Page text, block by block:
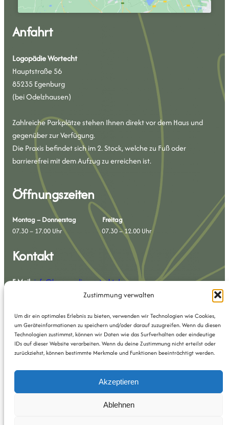
Zustimmung verwalten
Um dir ein optimales Erlebnis zu bieten, verwenden wir Technologien wie Cookies,
um Geräteinformationen zu speichern und/oder darauf zuzugreifen. Wenn du diesen
Technologien zustimmst, können wir Daten wie das Surfverhalten oder eindeutige
IDs auf dieser Website verarbeiten. Wenn du deine Zustimmung nicht erteilst oder
zurückziehst, können bestimmte Merkmale und Funktionen beeinträchtigt werden.
Akzeptieren
Ablehnen
Anfahrt
Logopädie Wortecht
Hauptstraße 56
85235 Egenburg
(bei Odelzhausen)
Zahlreiche Parkplätze stehen Ihnen direkt vor dem Haus und
gegenüber zur Verfügung.
Die Praxis befindet sich im 2. Stock, welche zu Fuß oder
barrierefrei mit dem Aufzug zu erreichen ist.
Öffnungszeiten
Montag – Donnerstag Freitag
07.30 – 17.00 Uhr 07.30 – 12.00 Uhr
Kontakt
E-Mail:info@logopaedie-wortecht.de
: 08134 / 8863613
Impressum|Datenschutzerklärung|Cookies-Richtlinie